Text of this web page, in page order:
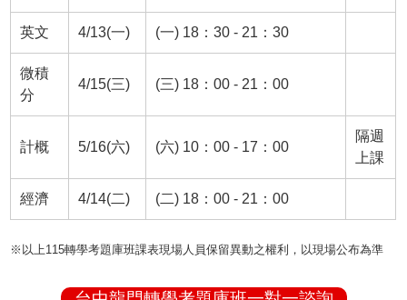
英文 4/13(一) (一) 18：30 - 21：30
微積
分
4/15(三) (三) 18：00 - 21：00
計概 5/16(六) (六) 10：00 - 17：00
隔週
上課
經濟 4/14(二) (二) 18：00 - 21：00
※以上115轉學考題庫班課表現場人員保留異動之權利，以現場公布為準